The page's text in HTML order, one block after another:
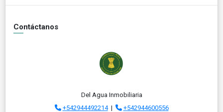
Contáctanos
Del Agua Inmobiliaria
+542944492214|
+542944600556